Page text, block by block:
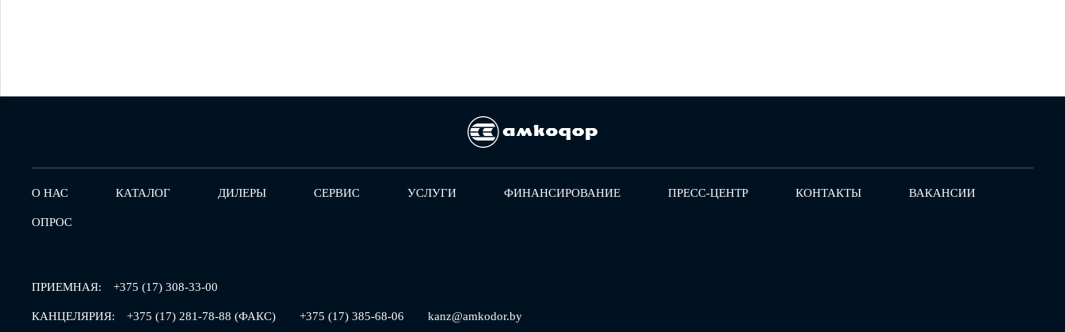
О НАС КАТАЛОГ ДИЛЕРЫ СЕРВИС УСЛУГИ ФИНАНСИРОВАНИЕ ПРЕСС-ЦЕНТР КОНТАКТЫ ВАКАНСИИ
ОПРОС
ПРИЕМНАЯ: +375 (17) 308-33-00
КАНЦЕЛЯРИЯ: +375 (17) 281-78-88 (ФАКС) +375 (17) 385-68-06 kanz@amkodor.by